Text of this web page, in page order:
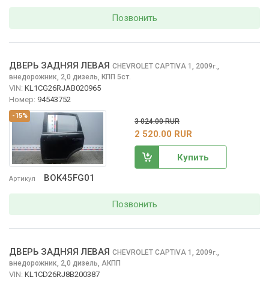
Позвонить
-15%
Артикул BOK45FG01
ДВЕРЬ ЗАДНЯЯ ЛЕВАЯ CHEVROLET CAPTIVA 1, 2009г.,
внедорожник, 2,0 дизель, КПП 5ст.
VIN: KL1CG26RJAB020965
Номер: 94543752
3 024.00 RUR
2 520.00 RUR
Купить
Позвонить
ДВЕРЬ ЗАДНЯЯ ЛЕВАЯ CHEVROLET CAPTIVA 1, 2009г.,
внедорожник, 2,0 дизель, АКПП
VIN: KL1CD26RJ8B200387